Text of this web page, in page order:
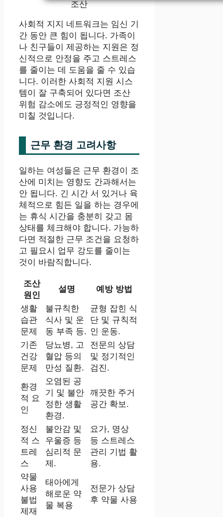
조산
사회적 지지 네트워크는 임신 기
간 동안 큰 힘이 됩니다. 가족이
나 친구들이 제공하는 지원은 정
신적으로 안정을 주고 스트레스
를 줄이는 데 도움을 줄 수 있습
니다. 이러한 사회적 지원 시스
템이 잘 구축되어 있다면 조산
위험 감소에도 긍정적인 영향을
미칠 것입니다.
근무 환경 고려사항
일하는 여성들은 근무 환경이 조
산에 미치는 영향도 간과해서는
안 됩니다. 긴 시간 서 있거나 육
체적으로 힘든 일을 하는 경우에
는 휴식 시간을 충분히 갖고 몸
상태를 체크해야 합니다. 가능하
다면 적절한 근무 조건을 요청하
고 필요시 업무 강도를 줄이는
것이 바람직합니다.
조산
원인
설명 예방 방법
생활
습관
문제
불규칙한
식사 및 운
동 부족 등.
균형 잡힌 식
단 및 규칙적
인 운동.
기존
건강
문제
당뇨병, 고
혈압 등의
만성 질환.
전문의 상담
및 정기적인
검진.
환경
적 요
인
오염된 공
기 및 불안
정한 생활
환경.
깨끗한 주거
공간 확보.
정신
적 스
트레
스
불안감 및
우울증 등
심리적 문
제.
요가, 명상
등 스트레스
관리 기법 활
용.
약물
사용
불법
제재
태아에게
해로운 약
물 복용
전문가 상담
후 약물 사용